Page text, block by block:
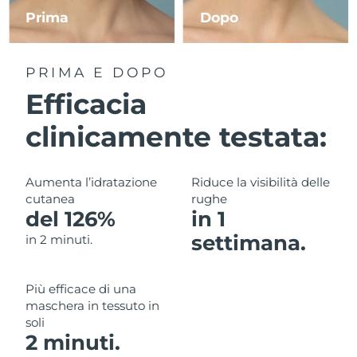
Prima Dopo
PRIMA E DOPO
Efficacia
clinicamente testata:
Aumenta l’idratazione
cutanea
del 126%
in 2 minuti.
Riduce la visibilità delle
rughe
in 1
settimana.
Più efficace di una
maschera in tessuto in
soli
2 minuti.
RAS di Macao Consegna stimata
Malaysia
Malta
Messico Consegna stimata 8/12/26
Monaco Consegna stimata8/9/26
Paesi Bassi Consegna stimata
Norvegia
Oman